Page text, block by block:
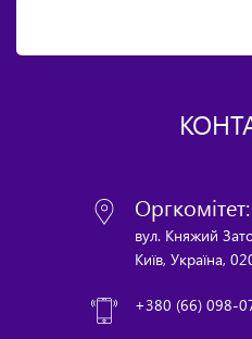
Оргкомітет:
вул. Княжий
Київ, Україна,
+380 (66) 098-